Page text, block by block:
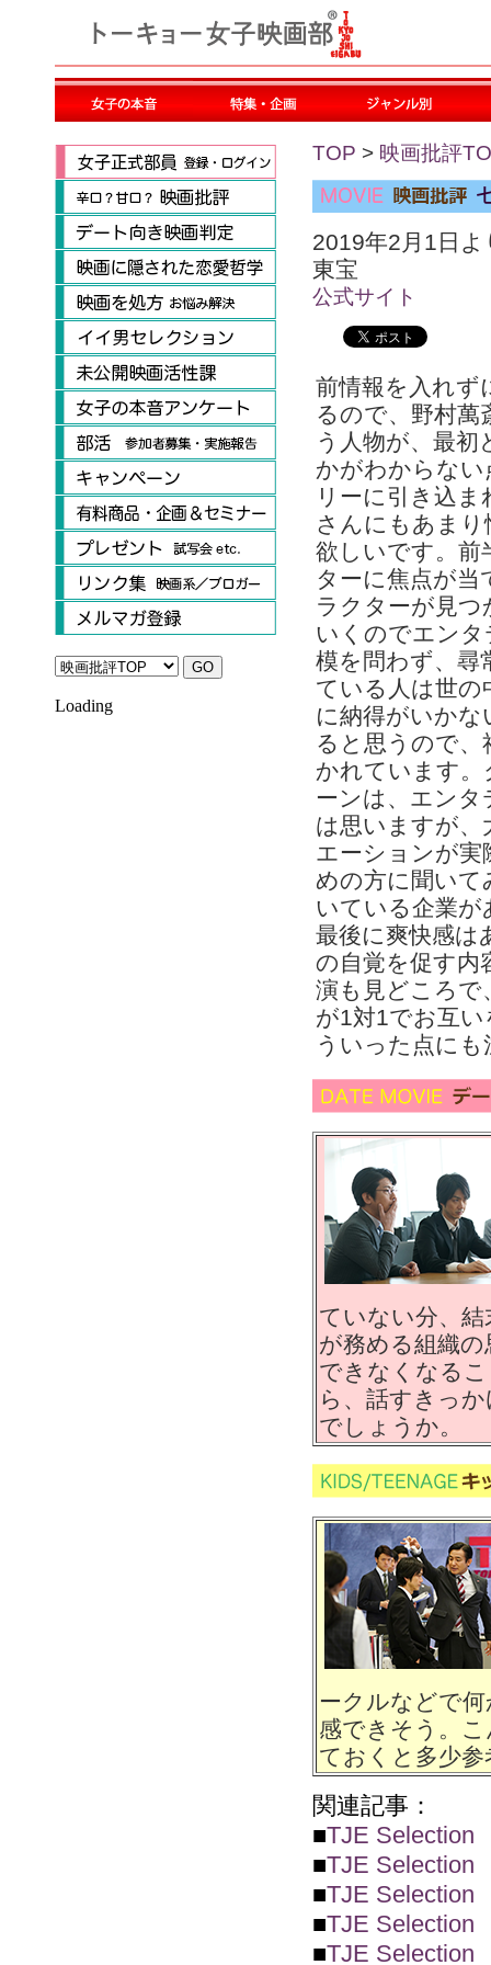
Loading
TOP > 映画批評
2019年2月1日
東宝
公式サイト
前情報を入れず
るので、野村萬
う人物が、最初
かがわからない
リーに引き込
さんにもあま
欲しいです。前
ターに焦点が
ラクターが見
いくのでエン
模を問わず、尋
ている人は世の
に納得がいか
ると思うので、
かれています
ーンは、エン
は思いますが
エーションが実
めの方に聞いて
いている企業
最後に爽快感は
の自覚を促す内
演も見どころで
が1対1でお互
ういった点に
ていない分、
が務める組織
できなくなる
ら、話すきっ
でしょうか。
ークルなどで
感できそう。
ておくと多少
関連記事：
■TJE
■TJE
■TJE Selection
■TJE Selection
■TJE